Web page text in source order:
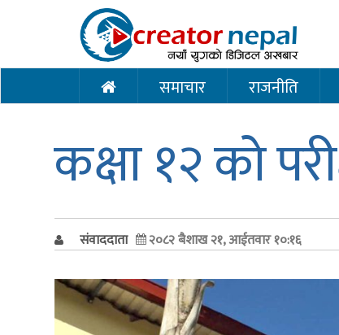
समाचार राजनीति
कक्षा १२ को
संवाददाता २०८२ बैशाख २१, आईतवार १०:१६